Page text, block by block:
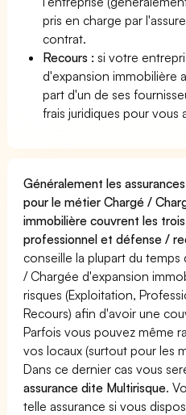
pris en charge par
contrat.
Recours : si votre
d'expansion immobilière
part d'un de ses
frais juridiques pour
Généralement les
pour le métier Chargé /
immobilière couvrent les
professionnel et défense /
conseille la plupart du temps
/ Chargée d'expansion
risques (Exploitation,
Recours) afin d'avoir une
Parfois vous pouvez même
vos locaux (surtout pour les
Dans ce dernier cas vous
assurance dite Multirisque.
telle assurance si vous